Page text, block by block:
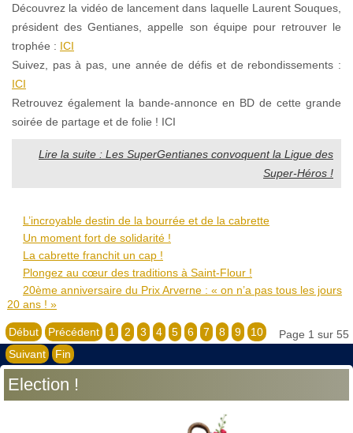
Découvrez la vidéo de lancement dans laquelle Laurent Souques,
président des Gentianes, appelle son équipe pour retrouver le
trophée : ICI
Suivez, pas à pas, une année de défis et de rebondissements :
ICI
Retrouvez également la bande-annonce en BD de cette grande
soirée de partage et de folie ! ICI
Lire la suite : Les SuperGentianes convoquent la Ligue des
Super-Héros !
L’incroyable destin de la bourrée et de la cabrette
Un moment fort de solidarité !
La cabrette franchit un cap !
Plongez au cœur des traditions à Saint-Flour !
20ème anniversaire du Prix Arverne : « on n’a pas tous les jours
20 ans ! »
Page 1 sur 55
Début Précédent 1 2 3 4 5 6 7 8 9
10
Suivant
Fin
Election !